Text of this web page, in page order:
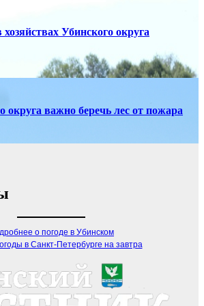
Убинского округа
важно беречь лес от пожара
о погоде в Убинском
в Санкт-Петербурге на завтра